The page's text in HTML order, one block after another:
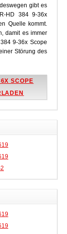
gibt es
HD 384 9-36x
Quelle kommt.
damit es immer
9-36x Scope
Störung des
SCOPE